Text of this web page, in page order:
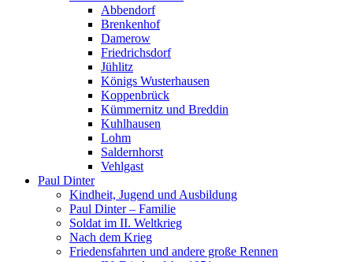
Abbendorf
Brenkenhof
Damerow
Friedrichsdorf
Jühlitz
Königs Wusterhausen
Koppenbrück
Kümmernitz und Breddin
Kuhlhausen
Lohm
Saldernhorst
Vehlgast
Paul Dinter
Kindheit, Jugend und Ausbildung
Paul Dinter – Familie
Soldat im II. Weltkrieg
Nach dem Krieg
Friedensfahrten und andere große Rennen